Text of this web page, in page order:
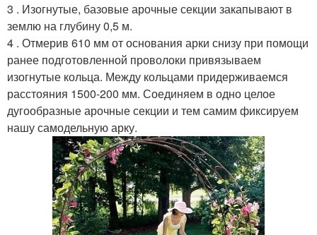
3 . Изогнутые, базовые арочные секции закапывают в
землю на глубину 0,5 м.
4 . Отмерив 610 мм от основания арки снизу при помощи
ранее подготовленной проволоки привязываем
изогнутые кольца. Между кольцами придерживаемся
расстояния 1500-200 мм. Соединяем в одно целое
дугообразные арочные секции и тем самим фиксируем
нашу самодельную арку.